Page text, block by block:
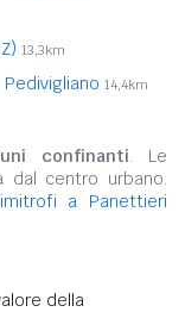
13,3km
Pedivigliano 14,4km
confinanti. Le
dal centro urbano.
a Panettieri
della